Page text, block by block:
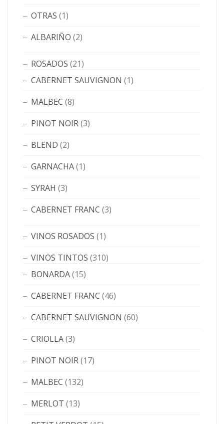
OTRAS (1)
ALBARIÑO (2)
ROSADOS (21)
CABERNET SAUVIGNON (1)
MALBEC (8)
PINOT NOIR(3)
BLEND (2)
GARNACHA(1)
SYRAH (3)
CABERNET FRANC (3)
VINOS ROSADOS (1)
VINOS TINTOS (310)
BONARDA(15)
CABERNET FRANC (46)
CABERNET SAUVIGNON (60)
CRIOLLA(3)
PINOT NOIR(17)
MALBEC (132)
MERLOT (13)